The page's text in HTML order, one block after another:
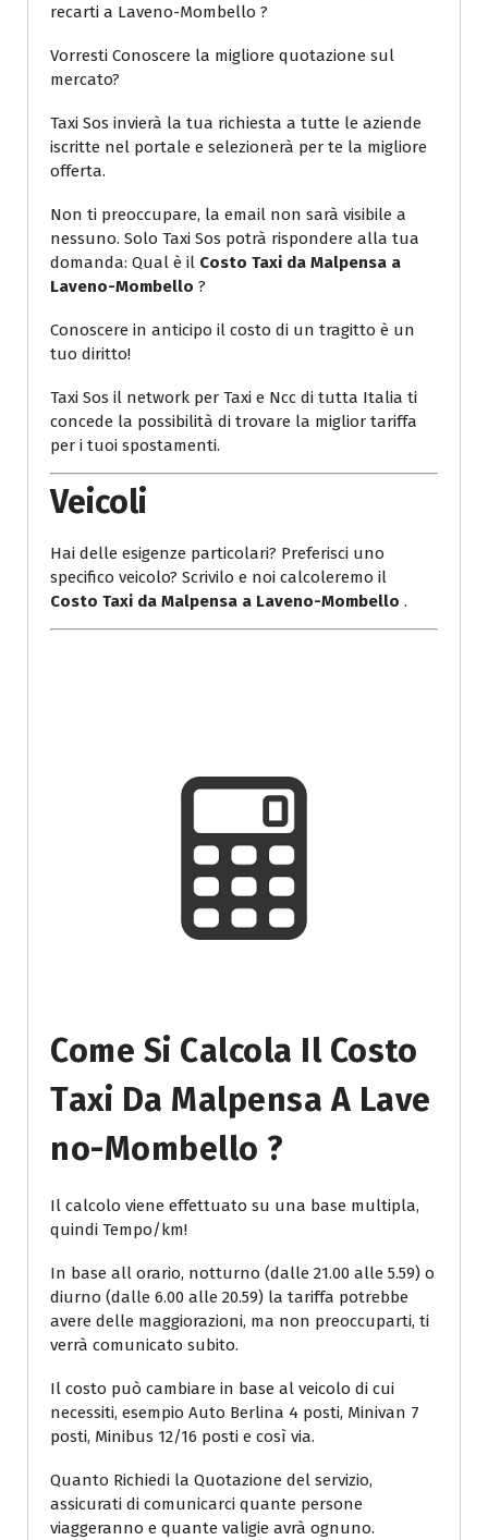
recarti a Laveno-Mombello ?
Vorresti Conoscere la migliore quotazione sul
mercato?
Taxi Sos invierà la tua richiesta a tutte le aziende
iscritte nel portale e selezionerà per te la migliore
offerta.
Non ti preoccupare, la email non sarà visibile a
nessuno. Solo Taxi Sos potrà rispondere alla tua
domanda: Qual è il Costo Taxi da Malpensa a
Laveno-Mombello ?
Conoscere in anticipo il costo di un tragitto è un
tuo diritto!
Taxi Sos il network per Taxi e Ncc di tutta Italia ti
concede la possibilità di trovare la miglior tariffa
per i tuoi spostamenti.
Veicoli
Hai delle esigenze particolari? Preferisci uno
specifico veicolo? Scrivilo e noi calcoleremo il
Costo Taxi da Malpensa a Laveno-Mombello .
Come Si Calcola Il Costo
Taxi Da Malpensa A Lave
No-Mombello ?
Il calcolo viene effettuato su una base multipla,
quindi Tempo/km!
In base all orario, notturno (dalle 21.00 alle 5.59) o
diurno (dalle 6.00 alle 20.59) la tariffa potrebbe
avere delle maggiorazioni, ma non preoccuparti, ti
verrà comunicato subito.
Il costo può cambiare in base al veicolo di cui
necessiti, esempio Auto Berlina 4 posti, Minivan 7
posti, Minibus 12/16 posti e così via.
Quanto Richiedi la Quotazione del servizio,
assicurati di comunicarci quante persone
viaggeranno e quante valigie avrà ognuno.